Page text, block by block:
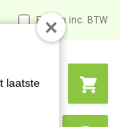
Prijzen inc. BTW
laatste